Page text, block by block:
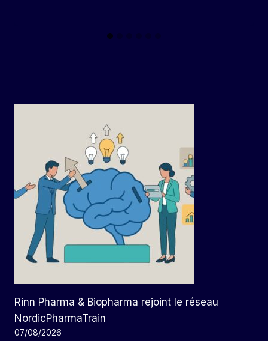
Rinn Pharma & Biopharma rejoint le réseau
NordicPharmaTrain
07/08/2026